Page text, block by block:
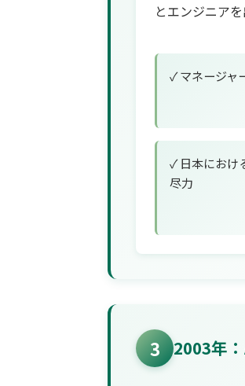
とエンジニアを
✓ マネージャ
✓ 日本におけ
尽力
3 2003年